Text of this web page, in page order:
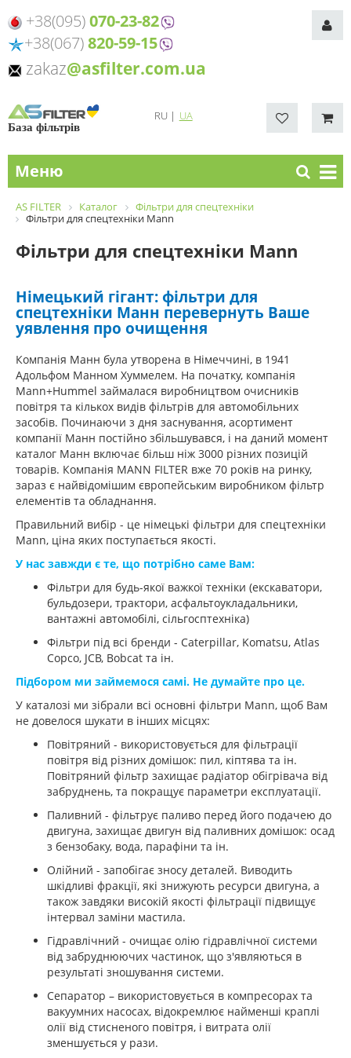
+38(095)070-23-82
+38(067)820-59-15
zakaz@asfilter.com.ua
База фільтрів
RU | UA
Меню
AS FILTER Каталог
Фільтри для спецтехніки
Фільтри для спецтехніки Mann
Фільтри для спецтехніки Mann
Німецький гігант: фільтри для
спецтехніки Манн перевернуть Ваше
уявлення про очищення
Компанія Манн була утворена в Німеччині, в 1941
Адольфом Манном Хуммелем. На початку, компанія
Mann+Hummel займалася виробництвом очисників
повітря та кількох видів фільтрів для автомобільних
засобів. Починаючи з дня заснування, асортимент
компанії Манн постійно збільшувався, і на даний момент
каталог Манн включає більш ніж 3000 різних позицій
товарів. Компанія MANN FILTER вже 70 років на ринку,
зараз є найвідомішим європейським виробником фільтр
елементів та обладнання.
Правильний вибір - це німецькі фільтри для спецтехніки
Mann, ціна яких поступається якості.
У нас завжди є те, що потрібно саме Вам:
Фільтри для будь-якої важкої техніки (екскаватори,
бульдозери, трактори, асфальтоукладальники,
вантажні автомобілі, сільгосптехніка)
Фільтри під всі бренди - Caterpillar, Komatsu, Atlas
Copco, JCB, Bobcat та ін.
Підбором ми займемося самі. Не думайте про це.
У каталозі ми зібрали всі основні фільтри Mann, щоб Вам
не довелося шукати в інших місцях:
Повітряний - використовується для фільтрації
повітря від різних домішок: пил, кіптява та ін.
Повітряний фільтр захищає радіатор обігрівача від
забруднень, та покращує параметри експлуатації.
Паливний - фільтрує паливо перед його подачею до
двигуна, захищає двигун від паливних домішок: осад
з бензобаку, вода, парафіни та ін.
Олійний - запобігає зносу деталей. Виводить
шкідливі фракції, які знижують ресурси двигуна, а
також завдяки високій якості фільтрації підвищує
інтервал заміни мастила.
Гідравлічний - очищає олію гідравлічної системи
від забруднюючих частинок, що з'являються в
результаті зношування системи.
Сепаратор – використовується в компресорах та
вакуумних насосах, відокремлює найменші краплі
олії від стисненого повітря, і витрата олії
зменшується у рази.